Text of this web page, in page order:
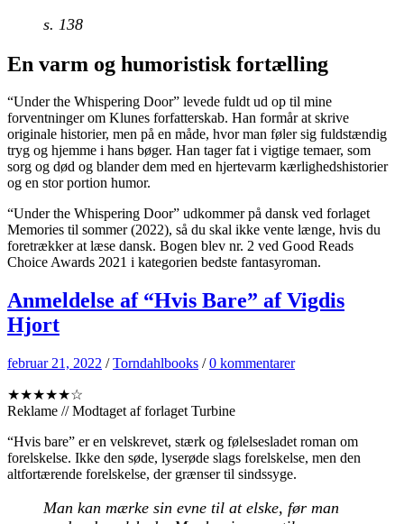
s. 138
En varm og humoristisk fortælling
“Under the Whispering Door” levede fuldt ud op til mine
forventninger om Klunes forfatterskab. Han formår at skrive
originale historier, men på en måde, hvor man føler sig fuldstændig
tryg og hjemme i hans bøger. Han tager fat i vigtige temaer, som
sorg og død og blander dem med en hjertevarm kærlighedshistorier
og en stor portion humor.
“Under the Whispering Door” udkommer på dansk ved forlaget
Memories til sommer (2022), så du skal ikke vente længe, hvis du
foretrækker at læse dansk. Bogen blev nr. 2 ved Good Reads
Choice Awards 2021 i kategorien bedste fantasyroman.
Anmeldelse af “Hvis Bare” af Vigdis
Hjort
februar 21, 2022 /Torndahlbooks /0 kommentarer
★★★★★☆
Reklame // Modtaget af forlaget Turbine
“Hvis bare” er en velskrevet, stærk og følelsesladet roman om
forelskelse. Ikke den søde, lyserøde slags forelskelse, men den
altfortærende forelskelse, der grænser til sindssyge.
Man kan mærke sin evne til at elske, før man